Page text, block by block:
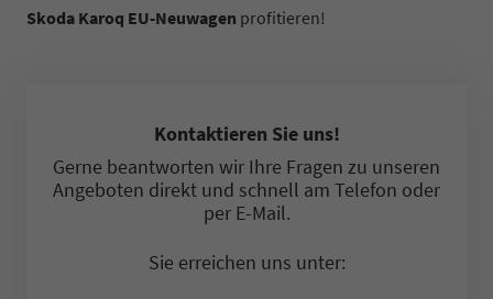
Skoda Karoq EU-Neuwagen profitieren!
Kontaktieren Sie uns!
Gerne beantworten wir Ihre Fragen zu unseren
Angeboten direkt und schnell am Telefon oder
per E-Mail.
Sie erreichen uns unter: